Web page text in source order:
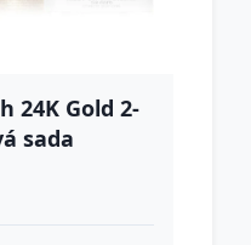
24K Gold 2-
sada